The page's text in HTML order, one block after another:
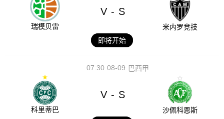
瑞模贝雷
V - S
米内罗竞技
即将开始
08-09
07:30 巴西甲
科里蒂巴
V - S
沙佩科恩斯